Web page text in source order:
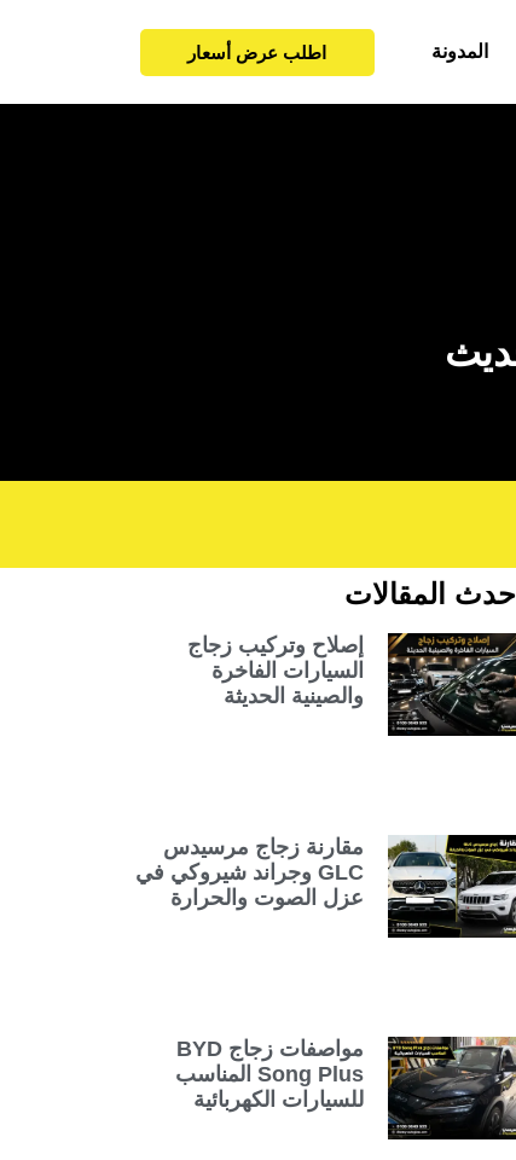
المدونة اطلب عرض أسعار
احدث المقالات
إصلاح وتركيب زجاج
السيارات الفاخرة
والصينية الحديثة
مقارنة زجاج مرسيدس
GLC وجراند شيروكي في
عزل الصوت والحرارة
مواصفات زجاج BYD
Song Plus المناسب
للسيارات الكهربائية